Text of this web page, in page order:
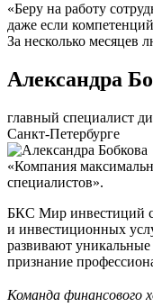
«Беру на работу
даже если
За несколько месяцев
Александра
главный специалист
Санкт-Петербурге
«Компания
специалистов».
БКС Мир инвестиций с
и инвестиционных
развивают
признание
Команда финансового